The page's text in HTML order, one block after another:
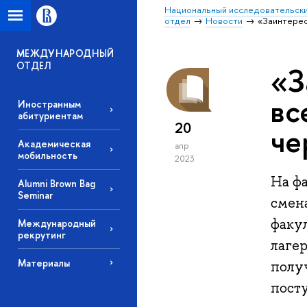
Национальный
отдел
Новости
МЕЖДУНАРОДНЫЙ
ОТДЕЛ
Иностранным
абитуриентам
Академическая
мобильность
Alumni Brown Bag
Seminar
Международный
рекрутинг
Материалы
20
апр
2023
На